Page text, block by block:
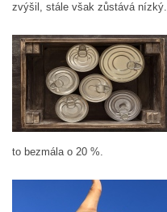
zvýšil, stále však zůstává nízký.
to bezmála o 20 %.